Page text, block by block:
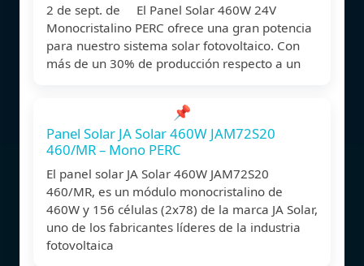
2 de sept. de El Panel Solar 460W 24V
Monocristalino PERC ofrece una gran potencia
para nuestro sistema solar fotovoltaico. Con
más de un 30% de producción respecto a un
📌
Panel Solar JA Solar 460W JAM72S20
460/MR – Mono PERC
El panel solar JA Solar 460W JAM72S20
460/MR, es un módulo monocristalino de
460W y 156 células (2x78) de la marca JA Solar,
uno de los fabricantes líderes de la industria
fotovoltaica